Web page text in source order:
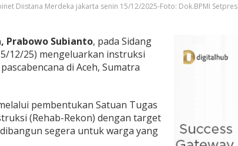
Diistana Merdeka jakarta senin 15/12/2025-Foto: Dok.BPMI Setpres
Prabowo Subianto, pada Sidang
12/25) mengeluarkan instruksi
di Aceh, Sumatra
pembentukan Satuan Tugas
(Rehab-Rekon) dengan target
segera untuk warga yang